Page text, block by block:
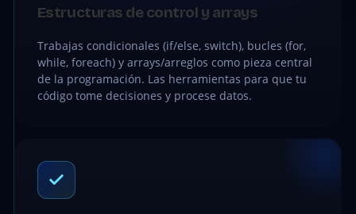
Estructuras de control y arrays
Trabajas condicionales (if/else, switch), bucles (for,
while, foreach) y arrays/arreglos como pieza central
de la programación. Las herramientas para que tu
código tome decisiones y procese datos.